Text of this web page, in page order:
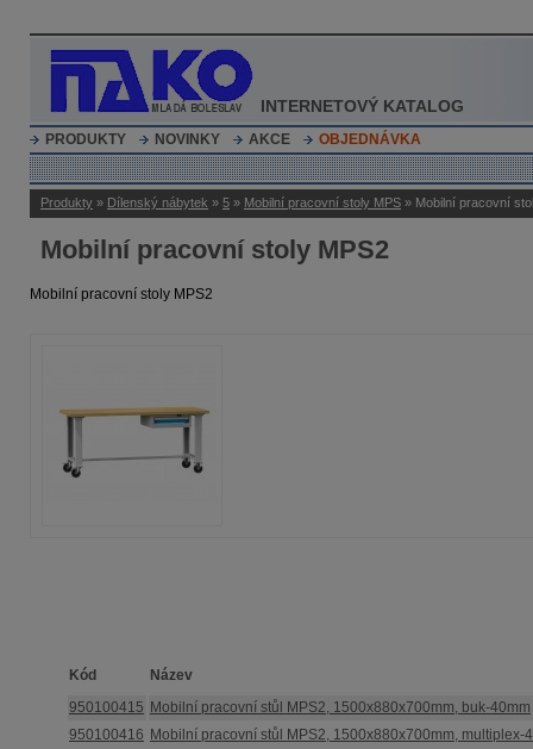
INTERNETOVÝ KATALOG
PRODUKTY NOVINKY AKCE OBJEDNÁVKA
Produkty » Dílenský nábytek » 5 » Mobilní pracovní stoly MPS » Mobilní pracovní
Mobilní pracovní stoly MPS2
Mobilní pracovní stoly MPS2
Kód
Název
950100415 Mobilní pracovní stůl MPS2, 1500x880x700mm, buk-40mm
950100416 Mobilní pracovní stůl MPS2, 1500x880x700mm, multiplex-